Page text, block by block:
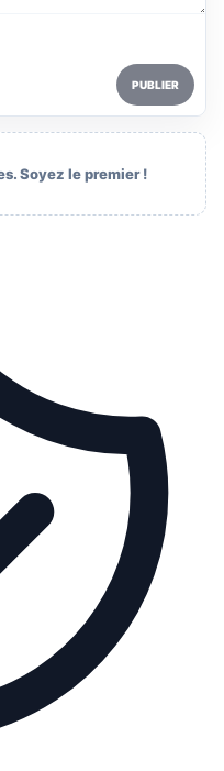
PUBLIER
Soyez le premier !